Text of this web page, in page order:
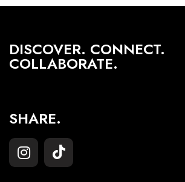
DISCOVER. CONNECT.
COLLABORATE.
SHARE.